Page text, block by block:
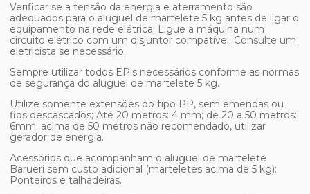
Verificar se a tensão da energia e aterramento são
adequados para o aluguel de martelete 5 kg antes de ligar o
equipamento na rede elétrica. Ligue a máquina num
circuito elétrico com um disjuntor compatível. Consulte um
eletricista se necessário.
Sempre utilizar todos EPis necessários conforme as normas
de segurança do aluguel de martelete 5 kg.
Utilize somente extensões do tipo PP, sem emendas ou
fios descascados; Até 20 metros: 4 mm; de 20 a 50 metros:
6mm: acima de 50 metros não recomendado, utilizar
gerador de energia.
Acessórios que acompanham o aluguel de martelete
Barueri sem custo adicional (marteletes acima de 5 kg):
Ponteiros e talhadeiras.